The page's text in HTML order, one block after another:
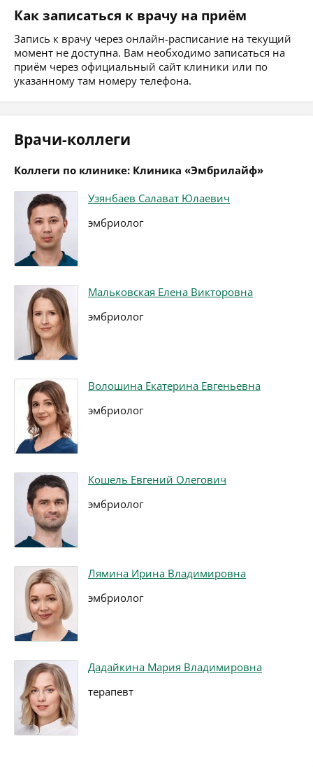
Как записаться к врачу на приём
Запись к врачу через онлайн-расписание на текущий
момент не доступна. Вам необходимо записаться на
приём через официальный сайт клиники или по
указанному там номеру телефона.
Врачи-коллеги
Коллеги по клинике: Клиника «Эмбрилайф»
Узянбаев Салават Юлаевич
эмбриолог
Мальковская Елена Викторовна
эмбриолог
Волошина Екатерина Евгеньевна
эмбриолог
Кошель Евгений Олегович
эмбриолог
Лямина Ирина Владимировна
эмбриолог
Дадайкина Мария Владимировна
терапевт